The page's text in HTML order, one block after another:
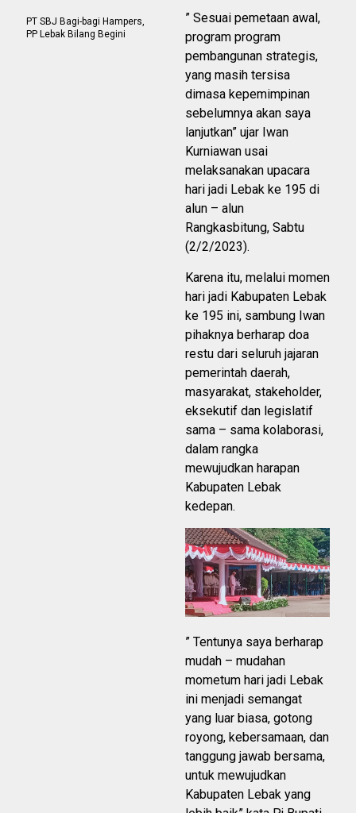
” Sesuai pemetaan awal,
program program
pembangunan strategis,
yang masih tersisa
dimasa kepemimpinan
sebelumnya akan saya
lanjutkan” ujar Iwan
Kurniawan usai
melaksanakan upacara
hari jadi Lebak ke 195 di
alun – alun
Rangkasbitung, Sabtu
(2/2/2023).
Karena itu, melalui momen
hari jadi Kabupaten Lebak
ke 195 ini, sambung Iwan
pihaknya berharap doa
restu dari seluruh jajaran
pemerintah daerah,
masyarakat, stakeholder,
eksekutif dan legislatif
sama – sama kolaborasi,
dalam rangka
mewujudkan harapan
Kabupaten Lebak
kedepan.
” Tentunya saya berharap
mudah – mudahan
mometum hari jadi Lebak
ini menjadi semangat
yang luar biasa, gotong
royong, kebersamaan, dan
tanggung jawab bersama,
untuk mewujudkan
Kabupaten Lebak yang
PT SBJ Bagi-bagi Hampers,
PP Lebak Bilang Begini